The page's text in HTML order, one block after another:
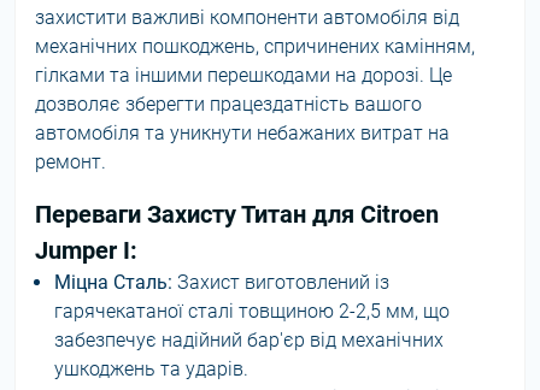
захистити важливі компоненти автомобіля від
механічних пошкоджень, спричинених камінням,
гілками та іншими перешкодами на дорозі. Це
дозволяє зберегти працездатність вашого
автомобіля та уникнути небажаних витрат на
ремонт.
Переваги Захисту Титан для Citroen
Jumper I:
Міцна Сталь: Захист виготовлений із
гарячекатаної сталі товщиною 2-2,5 мм, що
забезпечує надійний бар'єр від механічних
ушкоджень та ударів.